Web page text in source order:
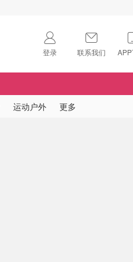
登录 联系我们
🇺🇸
运动户外 更多